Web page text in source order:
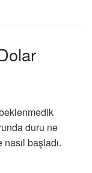
duru ne
başladı.